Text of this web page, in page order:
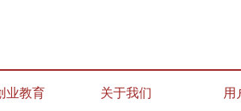
业教育 关于我们 用